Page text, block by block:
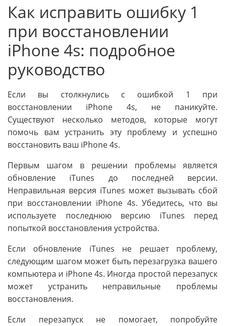
Как исправить ошибку 1
при восстановлении
iPhone 4s: подробное
руководство
Если вы столкнулись с ошибкой 1 при
восстановлении iPhone 4s, не паникуйте.
Существуют несколько методов, которые могут
помочь вам устранить эту проблему и успешно
восстановить ваш iPhone 4s.
Первым шагом в решении проблемы является
обновление iTunes до последней версии.
Неправильная версия iTunes может вызывать сбой
при восстановлении iPhone 4s. Убедитесь, что вы
используете последнюю версию iTunes перед
попыткой восстановления устройства.
Если обновление iTunes не решает проблему,
следующим шагом может быть перезагрузка вашего
компьютера и iPhone 4s. Иногда простой перезапуск
может устранить неправильные проблемы
восстановления.
Если перезапуск не помогает, попробуйте